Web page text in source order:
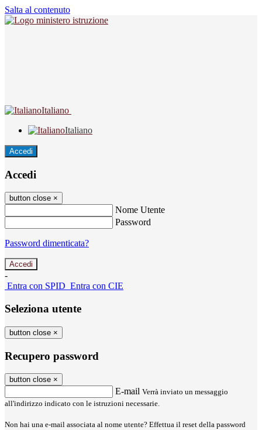
Salta al contenuto
Italiano
Italiano
Accedi
Accedi
button close ×
Nome Utente
Password
Password dimenticata?
-
Entra con SPID Entra con CIE
Seleziona utente
button close ×
Recupero password
button close ×
E-mail Verrà inviato un messaggio
all'indirizzo indicato con le istruzioni necessarie.
Non hai una e-mail associata al nome utente? Effettua il reset della password